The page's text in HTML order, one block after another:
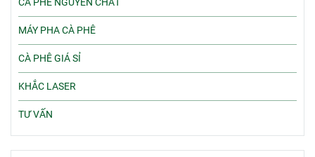
CÀ PHÊ NGUYÊN CHẤT
MÁY PHA CÀ PHÊ
CÀ PHÊ GIÁ SỈ
KHẮC LASER
TƯ VẤN